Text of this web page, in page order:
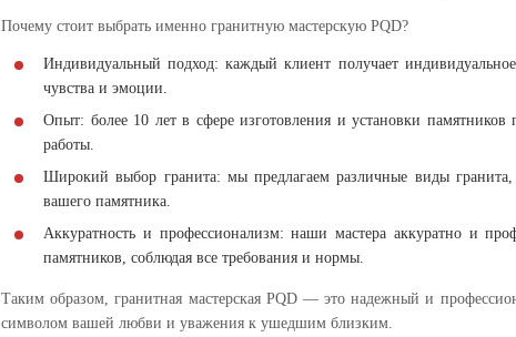
Почему стоит выбрать именно гранитную мастерскую PQD?
Индивидуальный подход: каждый клиент получает
чувства и эмоции.
Опыт: более 10 лет в сфере изготовления и установки памятников
работы.
Широкий выбор гранита: мы предлагаем различные виды
вашего памятника.
Аккуратность и профессионализм: наши мастера аккуратно и
памятников, соблюдая все требования и нормы.
Таким образом, гранитная мастерская PQD — это надежный и
символом вашей любви и уважения к ушедшим близким.